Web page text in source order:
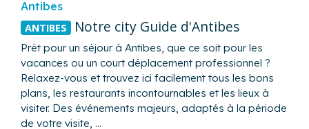
Antibes
ANTIBES Notre city Guide d'Antibes
Prêt pour un séjour à Antibes, que ce soit pour les
vacances ou un court déplacement professionnel ?
Relaxez-vous et trouvez ici facilement tous les bons
plans, les restaurants incontournables et les lieux à
visiter. Des événements majeurs, adaptés à la période
de votre visite, …